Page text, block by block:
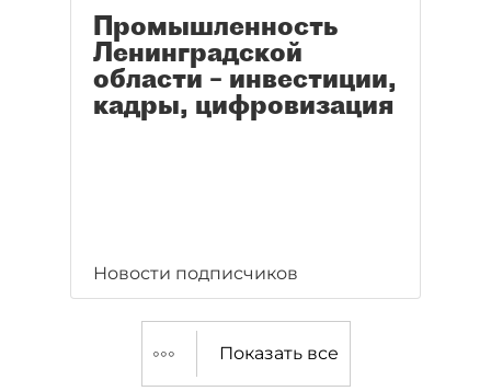
Промышленность
Ленинградской
области – инвестиции,
кадры, цифровизация
Новости подписчиков
Показать все